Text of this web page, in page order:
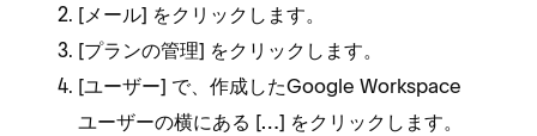
[⁠メ⁠ール⁠] をクリ⁠ックします⁠。
[⁠プランの管理⁠] をクリ⁠ックします⁠。
[⁠ユ⁠ーザ⁠ー⁠] で⁠、作成したGoogle Workspace
ユ⁠ーザ⁠ーの横にある [⁠…⁠] をクリ⁠ックします⁠。